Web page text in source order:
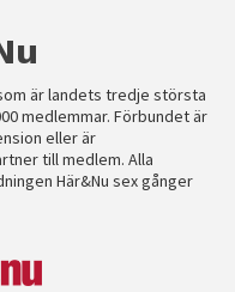
är landets tredje största
medlemmar. Förbundet är
eller är
till medlem. Alla
Här&Nu sex gånger